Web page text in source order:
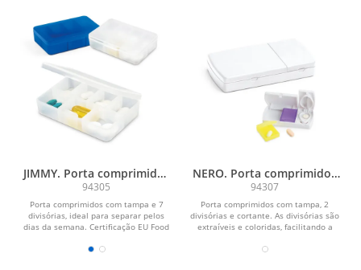
JIMMY. Porta comprimidos
com 7 divisórias
94305
Porta comprimidos com tampa e 7
divisórias, ideal para separar pelos
dias da semana. Certificação EU Food
NERO. Porta comprimidos
com 2 divisórias
94307
Porta comprimidos com tampa, 2
divisórias e cortante. As divisórias são
extraíveis e coloridas, facilitando a